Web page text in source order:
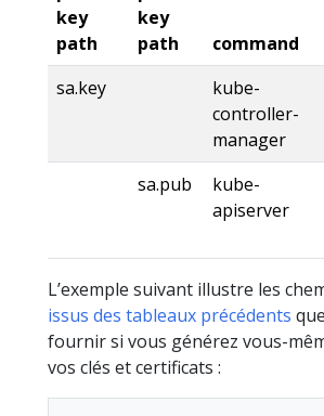
key
path
key
path
command
sa.key
kube-
controller-
manager
sa.pub
kube-
apiserver
L’exemple suivant illustre les
issus des tableaux précédents
fournir si vous générez vous-
vos clés et certificats :